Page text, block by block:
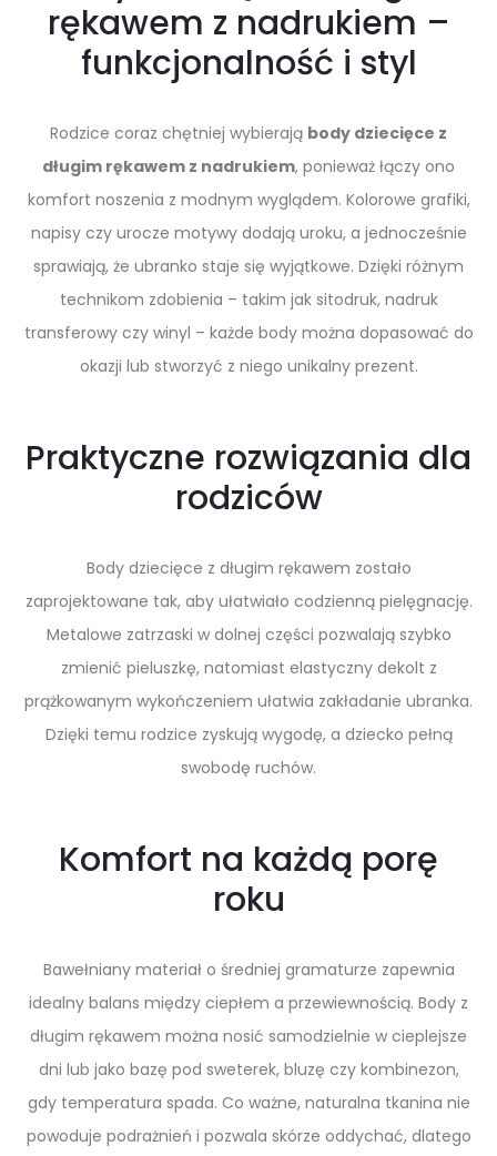
rękawem z nadrukiem –
funkcjonalność i styl
Rodzice coraz chętniej wybierają body dziecięce z
długim rękawem z nadrukiem, ponieważ łączy ono
komfort noszenia z modnym wyglądem. Kolorowe grafiki,
napisy czy urocze motywy dodają uroku, a jednocześnie
sprawiają, że ubranko staje się wyjątkowe. Dzięki różnym
technikom zdobienia – takim jak sitodruk, nadruk
transferowy czy winyl – każde body można dopasować do
okazji lub stworzyć z niego unikalny prezent.
Praktyczne rozwiązania dla
rodziców
Body dziecięce z długim rękawem zostało
zaprojektowane tak, aby ułatwiało codzienną pielęgnację.
Metalowe zatrzaski w dolnej części pozwalają szybko
zmienić pieluszkę, natomiast elastyczny dekolt z
prążkowanym wykończeniem ułatwia zakładanie ubranka.
Dzięki temu rodzice zyskują wygodę, a dziecko pełną
swobodę ruchów.
Komfort na każdą porę
roku
Bawełniany materiał o średniej gramaturze zapewnia
idealny balans między ciepłem a przewiewnością. Body z
długim rękawem można nosić samodzielnie w cieplejsze
dni lub jako bazę pod sweterek, bluzę czy kombinezon,
gdy temperatura spada. Co ważne, naturalna tkanina nie
powoduje podrażnień i pozwala skórze oddychać, dlatego